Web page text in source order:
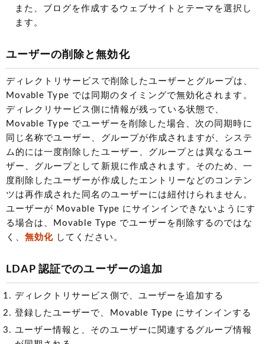
また、ブログを作成するウェブサイトとテーマを選択し
ます。
ユーザーの削除と無効化
ディレクトリサービスで削除したユーザーとグループは、
Movable Type では同期のタイミングで無効化されます。
ディレクリサービス側に情報が残っている状態で、
Movable Type でユーザーを削除した場合、次の同期時に
同じ名称でユーザー、グループが作成されますが、システ
ム的には一度削除したユーザー、グループとは異なるユー
ザー、グループとして新規に作成されます。そのため、一
度削除したユーザーが作成したエントリーなどのコンテン
ツは再作成された同名のユーザーには紐付けられません。
ユーザーが Movable Type にサインインできないようにす
る場合は、Movable Type でユーザーを削除するのではな
く、無効化 してください。
LDAP 認証でのユーザーの追加
ディレクトリサービス側で、ユーザーを追加する
登録したユーザーで、Movable Type にサインインする
ユーザー情報と、そのユーザーに関連するグループ情報